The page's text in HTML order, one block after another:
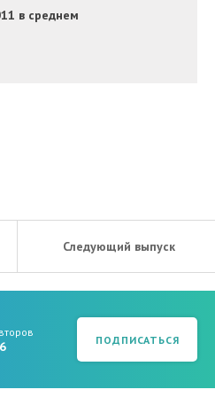
в среднем
Следующий выпуск
ПОДПИСАТЬСЯ